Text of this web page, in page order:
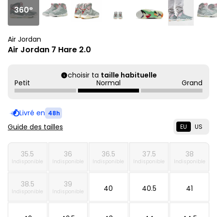
360°
Air Jordan
Air Jordan 7 Hare 2.0
choisir ta taille habituelle
Petit
Normal Grand
Livré en 48h
Guide des tailles EU US
35.5
Indisponible
36
Indisponible
36.5
Indisponible
37.5
Indisponible
38
Indisponible
38.5
Indisponible
39
Indisponible 40 40.5 41